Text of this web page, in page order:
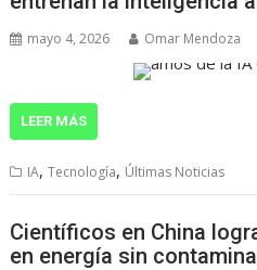
mayo 4, 2026 Omar Mendoza
LEER MÁS
IA,Tecnología, Últimas Noticias
Científicos en China
en energía sin